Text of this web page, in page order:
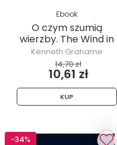
Ebook
O czym szumią
wierzby. The Wind in
the Willows
Kenneth Grahame
14,70 zł
10,61 zł
KUP
-34%